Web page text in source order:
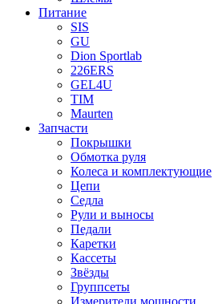
Питание
SIS
GU
Dion Sportlab
226ERS
GEL4U
TIM
Maurten
Запчасти
Покрышки
Обмотка руля
Колеса и комплектующие
Цепи
Седла
Рули и выносы
Педали
Каретки
Кассеты
Звёзды
Группсеты
Измерители мощности